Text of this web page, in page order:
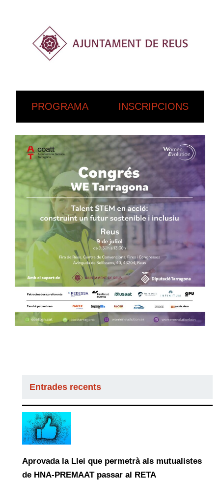
PROGRAMA INSCRIPCIONS
Entrades recents
Aprovada la Llei que permetrà als mutualistes
de HNA-PREMAAT passar al RETA